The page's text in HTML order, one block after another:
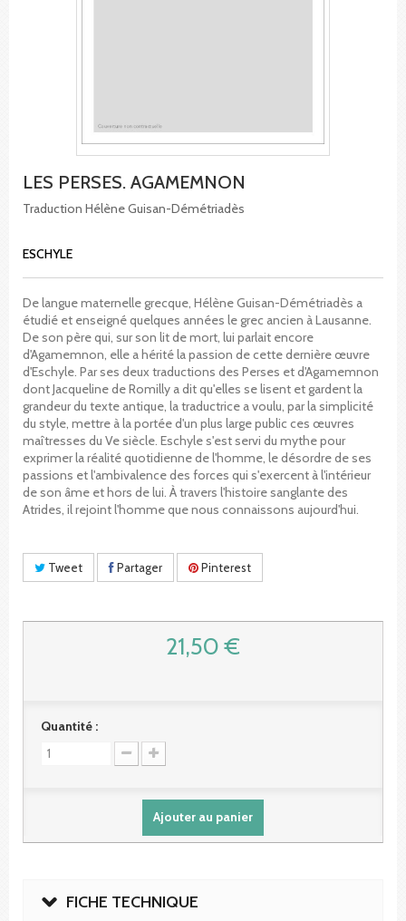
LES PERSES. AGAMEMNON
Traduction Hélène Guisan-Démétriadès
ESCHYLE
De langue maternelle grecque, Hélène Guisan-Démétriadès a
étudié et enseigné quelques années le grec ancien à Lausanne.
De son père qui, sur son lit de mort, lui parlait encore
d'Agamemnon, elle a hérité la passion de cette dernière œuvre
d'Eschyle. Par ses deux traductions des Perses et d'Agamemnon
dont Jacqueline de Romilly a dit qu'elles se lisent et gardent la
grandeur du texte antique, la traductrice a voulu, par la simplicité
du style, mettre à la portée d'un plus large public ces œuvres
maîtresses du Ve siècle. Eschyle s'est servi du mythe pour
exprimer la réalité quotidienne de l'homme, le désordre de ses
passions et l'ambivalence des forces qui s'exercent à l'intérieur
de son âme et hors de lui. À travers l'histoire sanglante des
Atrides, il rejoint l'homme que nous connaissons aujourd'hui.
Tweet Partager Pinterest
21,50 €
Quantité :
Ajouter au panier
FICHE TECHNIQUE